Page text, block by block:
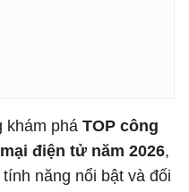
khám phá TOP công
điện tử năm 2026,
năng nổi bật và đối